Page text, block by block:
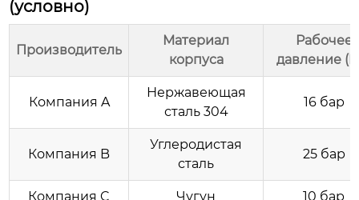
(условно)
Производитель
Материал
корпуса
Рабочее
давление
Компания A
Нержавеющая
сталь 304
16 бар
Компания B
Углеродистая
сталь
25 бар
Компания C Чугун 10 бар